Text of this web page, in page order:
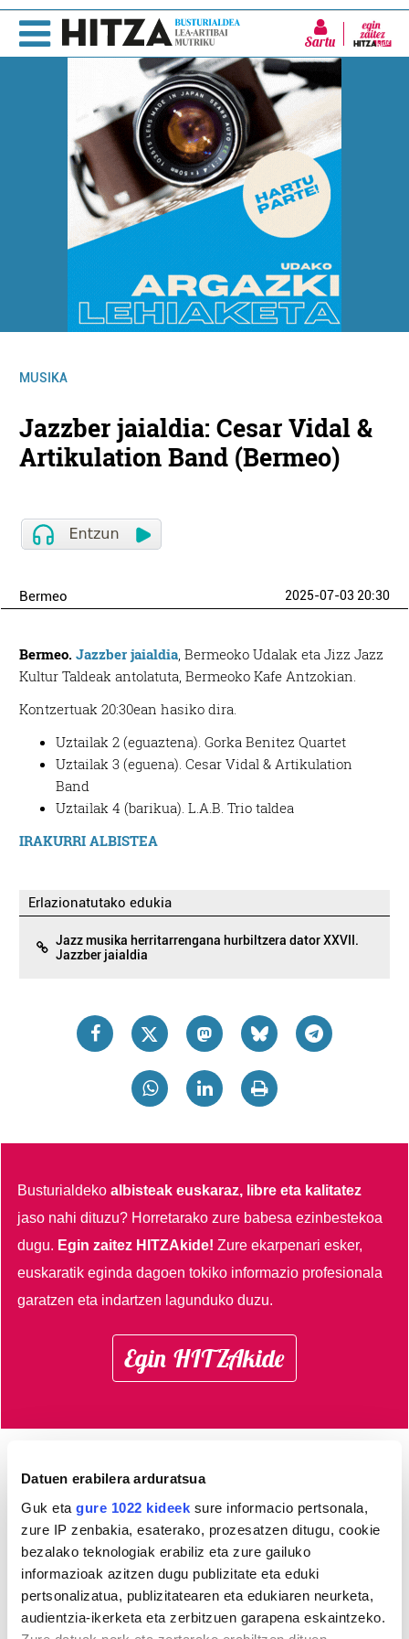
Datuen erabilera arduratsua
Guk eta gure 1022 kideek sure informacio pertsonala,
zure IP zenbakia, esaterako, prozesatzen ditugu, cookie
bezalako teknologiak erabiliz eta zure gailuko
informazioak azitzen dugu publizitate eta eduki
pertsonalizatua, publizitatearen eta edukiaren neurketa,
audientzia-ikerketa eta zerbitzuen garapena eskaintzeko.
Sartu
MUSIKA
Jazzber jaialdia: Cesar Vidal &
Artikulation Band (Bermeo)
Bermeo 2025-07-03 20:30
Bermeo.Jazzber jaialdia, Bermeoko Udalak eta Jizz Jazz
Kultur Taldeak antolatuta, Bermeoko Kafe Antzokian.
Kontzertuak 20:30ean hasiko dira.
Uztailak 2 (eguaztena). Gorka Benitez Quartet
Uztailak 3 (eguena). Cesar Vidal & Artikulation
Band
Uztailak 4 (barikua). L.A.B. Trio taldea
IRAKURRI ALBISTEA
Erlazionatutako edukia
Jazz musika herritarrengana hurbiltzera dator XXVII.
Jazzber jaialdia
Busturialdekoalbisteak euskaraz, libre eta kalitatez
jaso nahi dituzu? Horretarako zure babesa ezinbestekoa
dugu. Egin zaitez HITZAkide!Zure ekarpenari esker,
euskaratik eginda dagoen tokiko informazio profesionala
garatzen eta indartzen lagunduko duzu.
Egin HITZAkide
AGENDA
Abuztua 2026
AL. AR. AZ. OG. OL. LR.
27
28 29 30 31 1 2
10 11 12 13 14 15 16